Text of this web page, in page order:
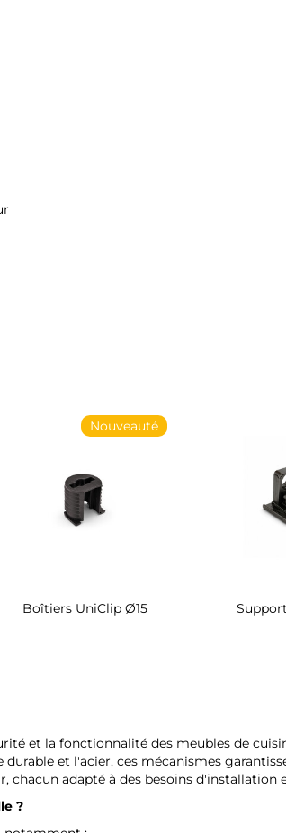
chaussures
Multiconnecteur élevable
et la fonctionnalité des meubles de
et l'acier, ces mécanismes
adapté à des besoins d'installation
?